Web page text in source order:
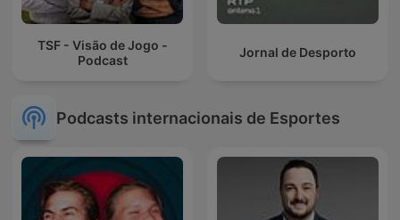
TSF - Visão de Jogo -
Podcast
Jornal de Desporto
Podcasts internacionais de Esportes